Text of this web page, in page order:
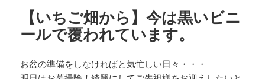
【いちご畑から】今は黒いビニ
ールで覆われています。
お盆の準備をしなければと気忙しい日々・・・